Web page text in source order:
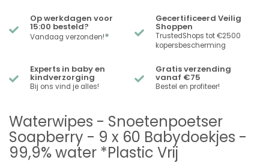
Op werkdagen voor
15:00 besteld?
Vandaag verzonden!*
Gecertificeerd Veilig
Shoppen
TrustedShops tot €2500
kopersbescherming
Experts in baby en
kindverzorging
Bij ons vind je alles!
Gratis verzending
vanaf €75
Bestel en profiteer!
Waterwipes - Snoetenpoetser
Soapberry - 9 x 60 Babydoekjes -
99,9% water *Plastic Vrij